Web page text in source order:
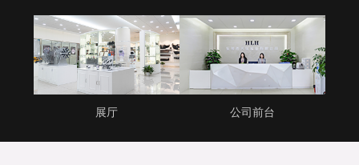
展厅 公司前台